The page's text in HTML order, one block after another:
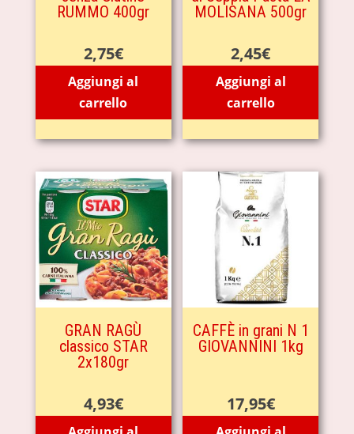
RUMMO 400gr
2,75€
Aggiungi al
carrello
MOLISANA 500gr
2,45€
Aggiungi al
carrello
GRAN RAGÙ
classico STAR
2x180gr
4,93€
CAFFÈ in grani N 1
GIOVANNINI 1kg
17,95€